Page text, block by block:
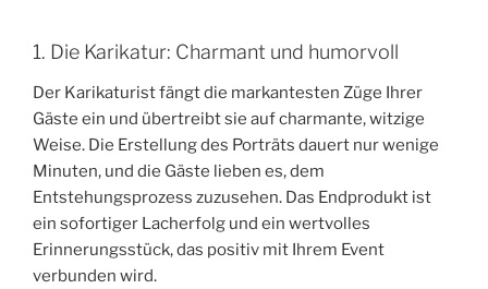
1. Die Karikatur: Charmant und humorvoll
Der Karikaturist fängt die markantesten Züge Ihrer
Gäste ein und übertreibt sie auf charmante, witzige
Weise. Die Erstellung des Porträts dauert nur wenige
Minuten, und die Gäste lieben es, dem
Entstehungsprozess zuzusehen. Das Endprodukt ist
ein sofortiger Lacherfolg und ein wertvolles
Erinnerungsstück, das positiv mit Ihrem Event
verbunden wird.